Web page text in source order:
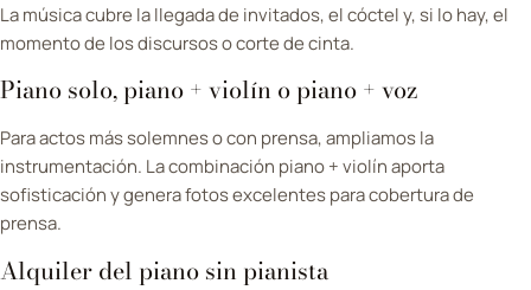
La música cubre la llegada de invitados, el cóctel y, si lo hay, el
momento de los discursos o corte de cinta.
Piano solo, piano + violín o piano + voz
Para actos más solemnes o con prensa, ampliamos la
instrumentación. La combinación piano + violín aporta
sofisticación y genera fotos excelentes para cobertura de
prensa.
Alquiler del piano sin pianista